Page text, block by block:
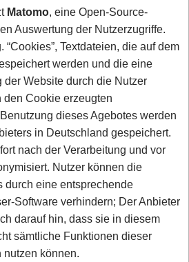
Matomo, eine Open-Source-
Auswertung der Nutzerzugriffe.
Textdateien, die auf dem
werden und die eine
Website durch die Nutzer
Cookie erzeugten
dieses Agebotes werden
in Deutschland gespeichert.
nach der Verarbeitung und vor
Nutzer können die
durch eine entsprechende
Software verhindern; Der Anbieter
darauf hin, dass sie in diesem
sämtliche Funktionen dieser
können.